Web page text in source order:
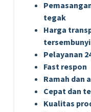
tegak
Harga
tersembunyi
Pelayanan
Fast respon
Ramah dan
Cepat dan
Kualitas